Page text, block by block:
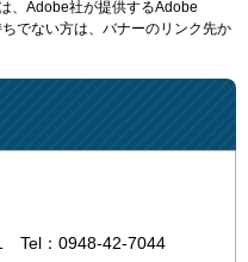
、Adobe社が提供するAdobe
でない方は、バナーのリンク先か
Tel：0948-42-7044